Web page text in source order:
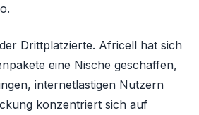
Drittplatzierte. Africell hat sich
eine Nische geschaffen,
internetlastigen Nutzern
konzentriert sich auf